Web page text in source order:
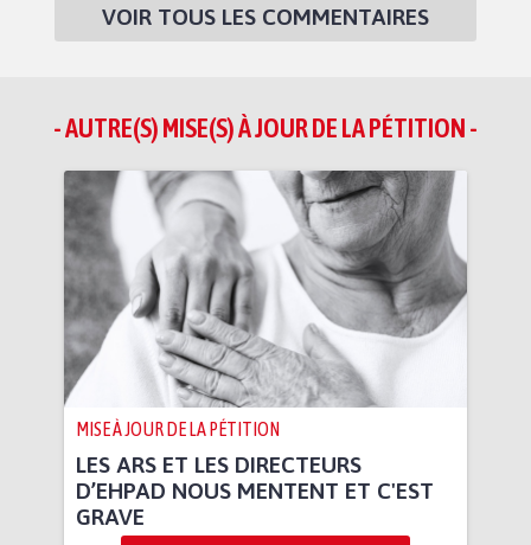
VOIR TOUS LES COMMENTAIRES
- AUTRE(S) MISE(S) À JOUR DE LA PÉTITION -
MISE À JOUR DE LA PÉTITION
LES ARS ET LES DIRECTEURS
D’EHPAD NOUS MENTENT ET C'EST
GRAVE